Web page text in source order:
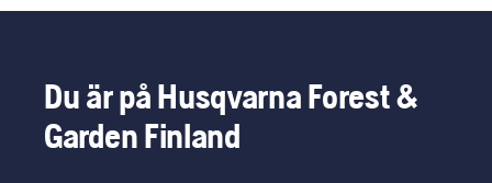
Du är på Husqvarna Forest &
Garden Finland